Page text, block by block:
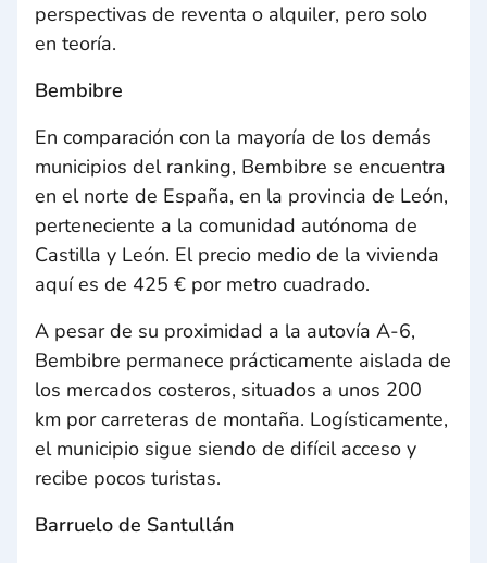
perspectivas de reventa o alquiler, pero solo
en teoría.
Bembibre
En comparación con la mayoría de los demás
municipios del ranking, Bembibre se encuentra
en el norte de España, en la provincia de León,
perteneciente a la comunidad autónoma de
Castilla y León. El precio medio de la vivienda
aquí es de 425 € por metro cuadrado.
A pesar de su proximidad a la autovía A-6,
Bembibre permanece prácticamente aislada de
los mercados costeros, situados a unos 200
km por carreteras de montaña. Logísticamente,
el municipio sigue siendo de difícil acceso y
recibe pocos turistas.
Barruelo de Santullán